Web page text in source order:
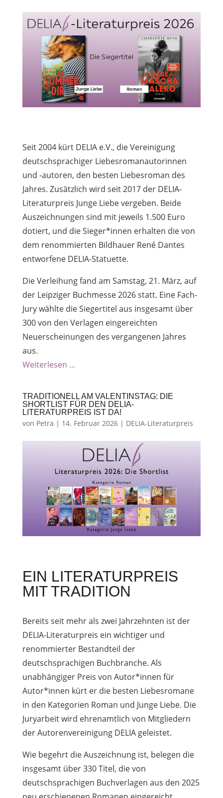
Seit 2004 kürt DELIA e.V., die Vereinigung
deutschsprachiger Liebesromanautorinnen
und -autoren, den besten Liebesroman des
Jahres. Zusätzlich wird seit 2017 der DELIA-
Literaturpreis Junge Liebe vergeben. Beide
Auszeichnungen sind mit jeweils 1.500 Euro
dotiert, und die Sieger*innen erhalten die von
dem renommierten Bildhauer René Dantes
entworfene DELIA-Statuette.
Die Verleihung fand am Samstag, 21. März, auf
der Leipziger Buchmesse 2026 statt. Eine Fach-
Jury wählte die Siegertitel aus insgesamt über
300 von den Verlagen eingereichten
Neuerscheinungen des vergangenen Jahres
aus.
Weiterlesen …
TRADITIONELL AM VALENTINSTAG: DIE
SHORTLIST FÜR DEN DELIA-
LITERATURPREIS IST DA!
von Petra | 14. Februar 2026| DELIA-Literaturpreis
EIN LITERATURPREIS
MIT TRADITION
Bereits seit mehr als zwei Jahrzehnten ist der
DELIA-Literaturpreis ein wichtiger und
renommierter Bestandteil der
deutschsprachigen Buchbranche. Als
unabhängiger Preis von Autor*innen für
Autor*innen kürt er die besten Liebesromane
in den Kategorien Roman und Junge Liebe. Die
Juryarbeit wird ehrenamtlich von Mitgliedern
der Autorenvereinigung DELIA geleistet.
Wie begehrt die Auszeichnung ist, belegen die
insgesamt über 330 Titel, die von
deutschsprachigen Buchverlagen aus den 2025